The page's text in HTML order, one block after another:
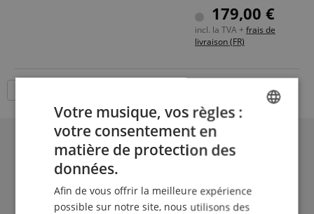
179,00 €
incl. la TVA + frais de
livraison (FR)
FRENCH
Votre musique, vos règles :
votre consentement en
matière de protection des
données.
Afin de vous offrir la meilleure expérience
possible sur notre site, nous utilisons des